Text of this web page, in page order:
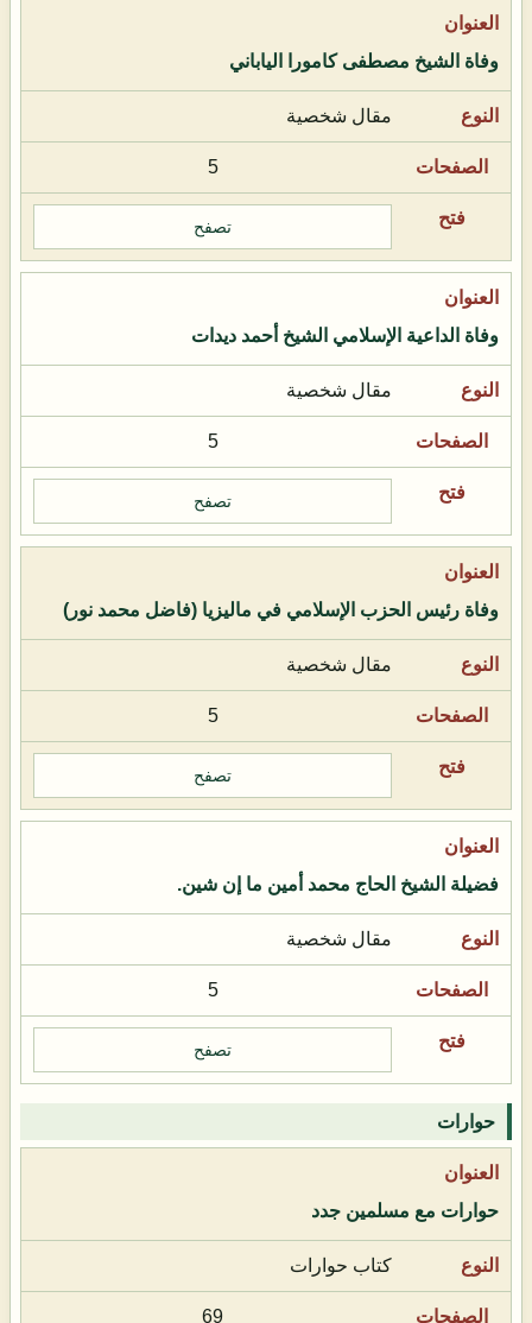
وفاة الشيخ مصطفى كامورا الياباني
مقال شخصية
5
تصفح
وفاة الداعية الإسلامي الشيخ أحمد ديدات
مقال شخصية
5
تصفح
وفاة رئيس الحزب الإسلامي في ماليزيا (فاضل محمد نور)
مقال شخصية
5
تصفح
فضيلة الشيخ الحاج محمد أمين ما إن شين.
مقال شخصية
5
تصفح
حوارات
حوارات مع مسلمين جدد
كتاب حوارات
69